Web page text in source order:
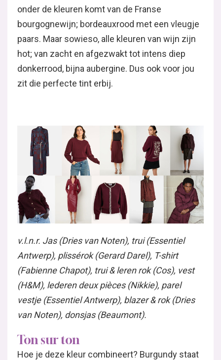
onder de kleuren komt van de Franse
bourgognewijn; bordeauxrood met een vleugje
paars. Maar sowieso, alle kleuren van wijn zijn
hot; van zacht en afgezwakt tot intens diep
donkerrood, bijna aubergine. Dus ook voor jou
zit die perfecte tint erbij.
v.l.n.r. Jas (Dries van Noten), trui (Essentiel
Antwerp), plissérok (Gerard Darel), T-shirt
(Fabienne Chapot), trui & leren rok (Cos), vest
(H&M), lederen deux pièces (Nikkie), parel
vestje (Essentiel Antwerp), blazer & rok (Dries
van Noten), donsjas (Beaumont).
Ton sur ton
Hoe je deze kleur combineert? Burgundy staat